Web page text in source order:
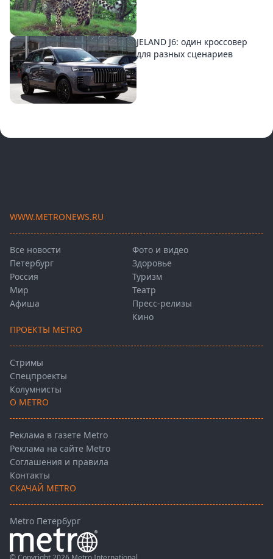
JELAND J6: один кроссовер
для разных сценариев
WWW.METRONEWS.RU
Все новости
Петербург
Россия
Мир
Афиша
Фото и видео
Здоровье
Туризм
Театр
Пресс-релизы
Кино
ПРОЕКТЫ METRO
Стримы
Спецпроекты
Колумнисты
О METRO
Реклама в газете Metro
Реклама на сайте Metro
Соглашения и правила
Контакты
СКАЧАЙ METRO
Metro Петербург